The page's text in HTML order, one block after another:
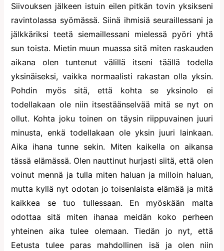
Siivouksen jälkeen istuin eilen pitkän tovin yksikseni
ravintolassa syömässä. Siinä ihmisiä seuraillessani ja
jälkkäriksi teetä siemaillessani mielessä pyöri yhtä
sun toista. Mietin muun muassa sitä miten raskauden
aikana olen tuntenut välillä itseni täällä todella
yksinäiseksi, vaikka normaalisti rakastan olla yksin.
Pohdin myös sitä, että kohta se yksinolo ei
todellakaan ole niin itsestäänselvää mitä se nyt on
ollut. Kohta joku toinen on täysin riippuvainen juuri
minusta, enkä todellakaan ole yksin juuri lainkaan.
Aika ihana tunne sekin. Miten kaikella on aikansa
tässä elämässä. Olen nauttinut hurjasti siitä, että olen
voinut mennä ja tulla miten haluan ja milloin haluan,
mutta kyllä nyt odotan jo toisenlaista elämää ja mitä
kaikkea se tuo tullessaan. En myöskään malta
odottaa sitä miten ihanaa meidän koko perheen
yhteinen aika tulee olemaan. Tiedän jo nyt, että
Eetusta tulee paras mahdollinen isä ja olen niin